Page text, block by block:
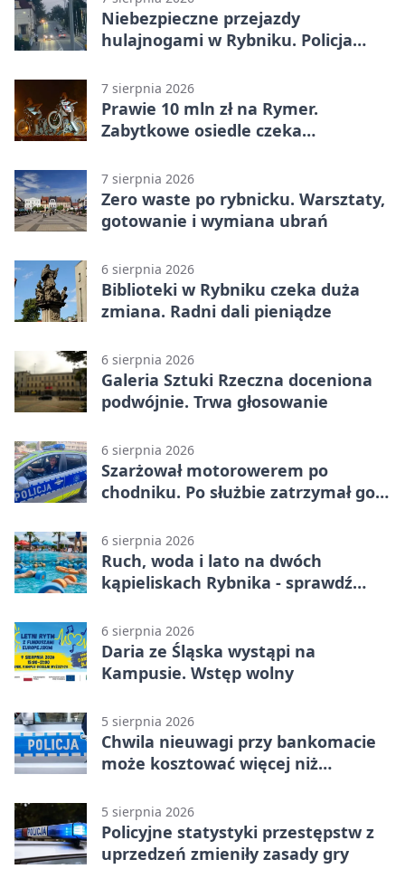
Niebezpieczne przejazdy
hulajnogami w Rybniku. Policja
7 sierpnia 2026
Prawie 10 mln zł na Rymer.
Zabytkowe osiedle czeka
7 sierpnia 2026
Zero waste po rybnicku. Warsztaty,
gotowanie i wymiana ubrań
6 sierpnia 2026
Biblioteki w Rybniku czeka duża
zmiana. Radni dali pieniądze
6 sierpnia 2026
Galeria Sztuki Rzeczna doceniona
podwójnie. Trwa głosowanie
6 sierpnia 2026
Szarżował motorowerem po
chodniku. Po służbie zatrzymał go
6 sierpnia 2026
Ruch, woda i lato na dwóch
kąpieliskach Rybnika - sprawdź
6 sierpnia 2026
Daria ze Śląska wystąpi na
Kampusie. Wstęp wolny
5 sierpnia 2026
Chwila nieuwagi przy bankomacie
może kosztować więcej niż
5 sierpnia 2026
Policyjne statystyki przestępstw z
uprzedzeń zmieniły zasady gry